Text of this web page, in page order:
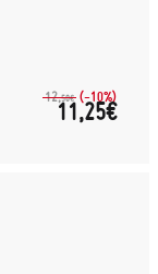
12,50€ (-10%)
11,25€